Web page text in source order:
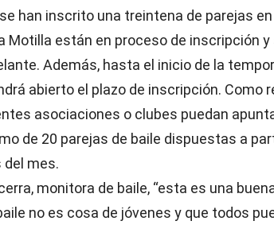
han inscrito una treintena de parejas
Motilla están en proceso de inscripción y
Además, hasta el inicio de la
abierto el plazo de inscripción. Como
asociaciones o clubes puedan
de 20 parejas de baile dispuestas a
mes.
monitora de baile, “esta es una
no es cosa de jóvenes y que todos